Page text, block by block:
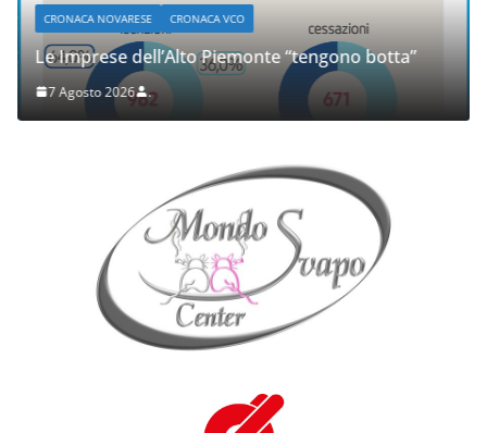
CRONACA NOVARESE CRONACA VCO
Le Imprese dell’Alto Piemonte “tengono botta”
7 Agosto 2026 .